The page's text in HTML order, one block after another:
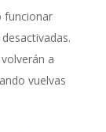
funcionar
a
vuelvas